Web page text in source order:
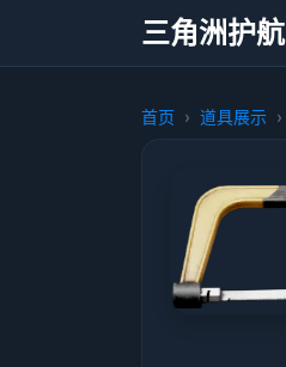
三角洲护航
首页 道具展示